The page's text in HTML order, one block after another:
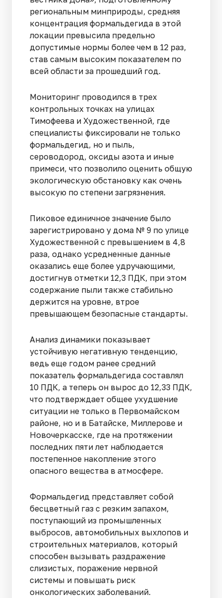
региональным минприроды, средняя
концентрация формальдегида в этой
локации превысила предельно
допустимые нормы более чем в 12 раз,
став самым высоким показателем по
всей области за прошедший год.
Мониторинг проводился в трех
контрольных точках на улицах
Тимофеева и Художественной, где
специалисты фиксировали не только
формальдегид, но и пыль,
сероводород, оксиды азота и иные
примеси, что позволило оценить общую
экологическую обстановку как очень
высокую по степени загрязнения.
Пиковое единичное значение было
зарегистрировано у дома № 9 по улице
Художественной с превышением в 4,8
раза, однако усредненные данные
оказались еще более удручающими,
достигнув отметки 12,3 ПДК, при этом
содержание пыли также стабильно
держится на уровне, втрое
превышающем безопасные стандарты.
Анализ динамики показывает
устойчивую негативную тенденцию,
ведь еще годом ранее средний
показатель формальдегида составлял
10 ПДК, а теперь он вырос до 12,33 ПДК,
что подтверждает общее ухудшение
ситуации не только в Первомайском
районе, но и в Батайске, Миллерове и
Новочеркасске, где на протяжении
последних пяти лет наблюдается
постепенное накопление этого
опасного вещества в атмосфере.
Формальдегид представляет собой
бесцветный газ с резким запахом,
поступающий из промышленных
выбросов, автомобильных выхлопов и
строительных материалов, который
способен вызывать раздражение
слизистых, поражение нервной
системы и повышать риск
онкологических заболеваний.